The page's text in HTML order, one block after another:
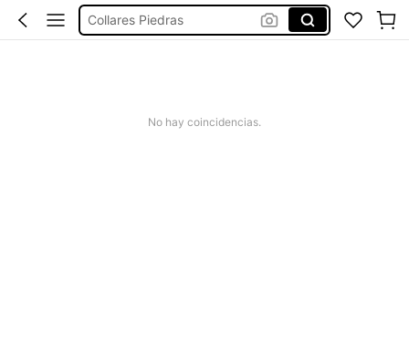
Collares Piedras
No hay coincidencias.